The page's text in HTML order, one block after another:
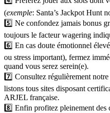
(exemple: Santa’s Jackpot Hunt
5️⃣ Ne confondez jamais bonus
toujours le facteur wagering
6️⃣ En cas doute émotionnel
ou stress important), fermez
quand vous serez serein(e).
7️⃣ Consultez régulièrement
listons tous sites disposant
ARJEL française.
8️⃣ Enfin profitez pleinement